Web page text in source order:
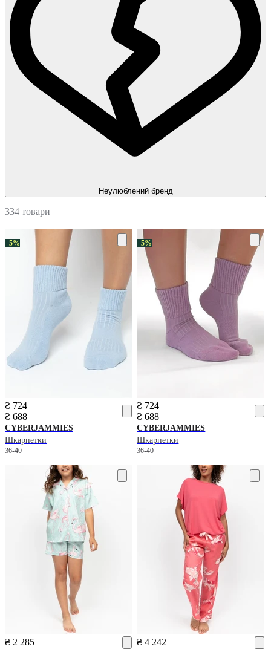
Неулюблений бренд
334 товари
−5%
₴ 724
₴ 688
CYBERJAMMIES
Шкарпетки
36-40
−5%
₴ 724
₴ 688
CYBERJAMMIES
Шкарпетки
36-40
₴ 2 285 ₴ 4 242